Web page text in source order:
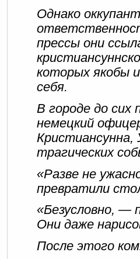
Однако
прессы они
которых якобы
себя.
В городе до сих
немецкий
Кристиансунна,
трагических
«Разве не
превратили
«Безусловно, —
Они даже
После этого